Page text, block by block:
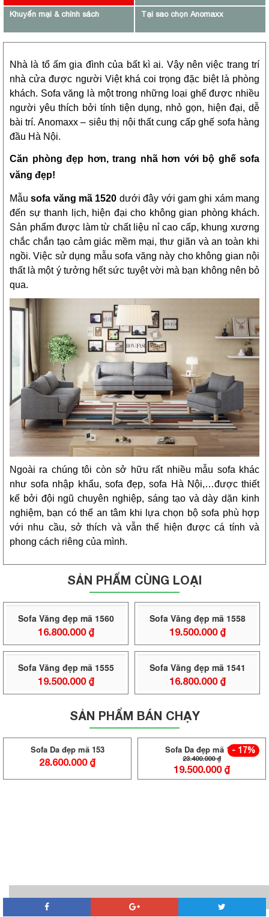
Khuyến mại & chính sách Tại sao chọn Anomaxx
Nhà là tổ ấm gia đình của bất kì ai. Vậy nên việc trang trí
nhà cửa được người Việt khá coi trọng đặc biệt là phòng
khách. Sofa văng là một trong những loại ghế được nhiều
người yêu thích bởi tính tiện dụng, nhỏ gọn, hiện đại, dễ
bài trí. Anomaxx – siêu thị nội thất cung cấp ghế sofa hàng
đầu Hà Nội.
Căn phòng đẹp hơn, trang nhã hơn với bộ ghế sofa
văng đẹp!
Mẫusofa văng mã 1520 dưới đây với gam ghi xám mang
đến sự thanh lịch, hiện đại cho không gian phòng khách.
Sản phẩm được làm từ chất liệu nỉ cao cấp, khung xương
chắc chắn tạo cảm giác mềm mại, thư giãn và an toàn khi
ngồi. Việc sử dụng mẫu sofa văng này cho không gian nội
thất là một ý tưởng hết sức tuyệt vời mà bạn không nên bỏ
qua.
Ngoài ra chúng tôi còn sở hữu rất nhiều mẫu sofa khác
như sofa nhập khẩu, sofa đẹp, sofa Hà Nội,…được thiết
kế bởi đội ngũ chuyên nghiệp, sáng tạo và dày dặn kinh
nghiệm, bạn có thể an tâm khi lựa chọn bộ sofa phù hợp
với nhu cầu, sở thích và vẫn thể hiện được cá tính và
phong cách riêng của mình.
SẢN PHẨM CÙNG LOẠI
Sofa Văng đẹp mã 1560
16.800.000 ₫
Sofa Văng đẹp mã 1558
19.500.000 ₫
Sofa Văng đẹp mã 1555
19.500.000 ₫
Sofa Văng đẹp mã 1541
16.800.000 ₫
SẢN PHẨM BÁN CHẠY
- 17%
Sofa Da đẹp mã 152
23.400.000₫
19.500.000 ₫